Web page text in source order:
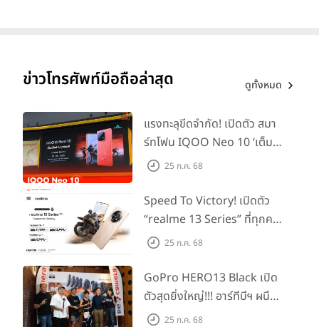
Specification (รายละเอียดสเปกตัวเครื่อง)
• หน้าจอแสดงผล LCD ขนาด 6.7 นิ้ว ความละเอียด 2388x1080
พิกเซล (Refresh rate 60Hz)
• ชิปประมวลผล Snapdragon 680 ความเร็ว 1.9GHz
• GPU Adreno 610
• RAM 6GB
• ROM 128GB
ข่าวโทรศัพท์มือถือล่าสุด ดูทั้งหมด
แรงทะลุขีดจำกัด! เปิดตัว สมา
ร์ทโฟน IQOO Neo 10 ‘เต็ม
แม็กซ์ในทุกแมตช์’ ในราคาเริ่ม
25 ก.ค. 68
Speed To Victory! เปิดตัว
“realme 13 Series” ที่ทุกคน
รอคอย อัพเกรดชิปเซ็ตตัวแรง
Dominator แห่งปี! ในราคา
เริ่มต้นเพียง 8,999 บาท
25 ก.ค. 68
GoPro HERO13 Black เปิด
ตัวสุดยิ่งใหญ่!!! อาร์ทีบีฯ ผนึก
กำลัง Big Camera และ
25 ก.ค. 68